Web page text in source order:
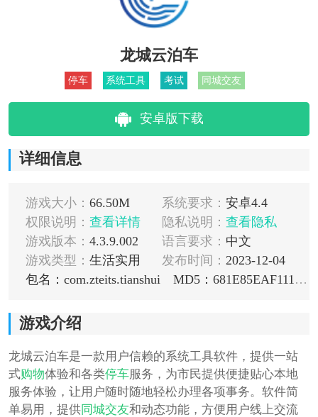
龙城云泊车
停车 系统工具 考试 同城交友
安卓版下载
详细信息
游戏大小： 66.50M 系统要求： 安卓4.4
权限说明： 查看详情 隐私说明： 查看隐私
游戏版本： 4.3.9.002 语言要求： 中文
游戏类型： 生活实用 发布时间： 2023-12-04
包名：com.zteits.tianshui
MD5：681E85EAF111EF52C66C257F6477B8C3
游戏介绍
龙城云泊车是一款用户信赖的系统工具软件，提供一站
式购物体验和各类停车服务，为市民提供便捷贴心本地
服务体验，让用户随时随地轻松办理各项事务。软件简
单易用，提供同城交友和动态功能，方便用户线上交流